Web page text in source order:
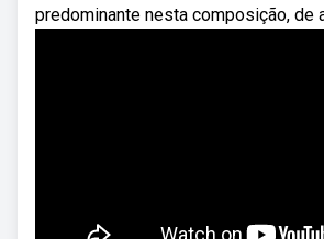
predominante nesta composição, de